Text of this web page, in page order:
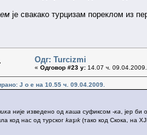
је свакако турцизам пореклом из
Одг: Turcizmi
« Одговор #23 у: 14.07 ч.
J o e на 10.55 ч. 09.04.2009.
није изведено од каша суфиксом -ка , јер
код нас од турског kaşık (тако код Скока, на